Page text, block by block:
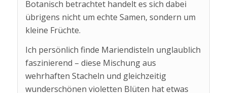
Botanisch betrachtet handelt es sich dabei
übrigens nicht um echte Samen, sondern um
kleine Früchte.
Ich persönlich finde Mariendisteln unglaublich
faszinierend – diese Mischung aus
wehrhaften Stacheln und gleichzeitig
wunderschönen violetten Blüten hat etwas